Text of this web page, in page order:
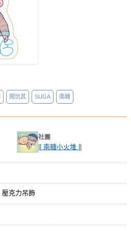
閔玧其 SUGA 南糖
社團
|| 南糖小火堆 ||
壓克力吊飾